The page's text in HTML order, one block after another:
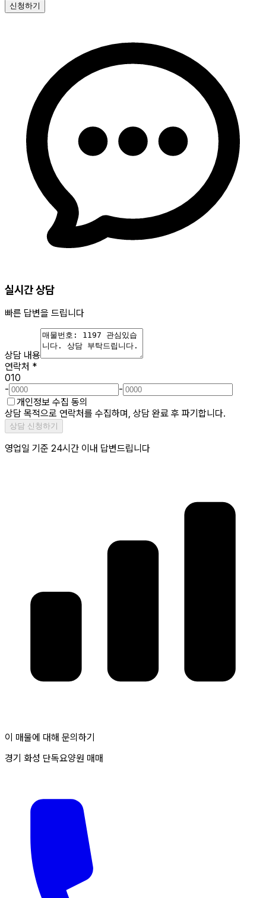
신청하기
실시간 상담
빠른 답변을 드립니다
상담 내용
연락처 *
010
-
-
개인정보 수집 동의
상담 목적으로 연락처를 수집하며, 상담 완료 후 파기합니다.
상담 신청하기
영업일 기준 24시간 이내 답변드립니다
이 매물에 대해 문의하기
경기 화성 단독요양원 매매